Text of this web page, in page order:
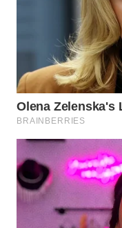
TAPANULI
SELATAN
WN
TANJUNG
LESUNG
WN
KARO
WN